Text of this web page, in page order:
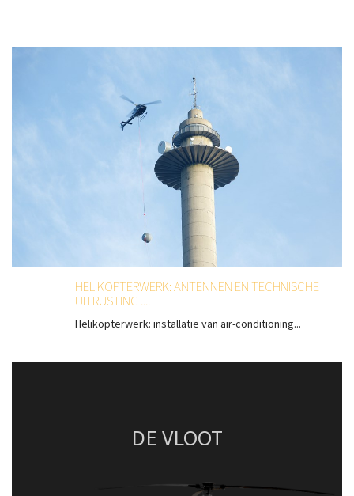
HELIKOPTERWERK: ANTENNEN EN TECHNISCHE
UITRUSTING ....
Helikopterwerk: installatie van air-conditioning...
DE VLOOT